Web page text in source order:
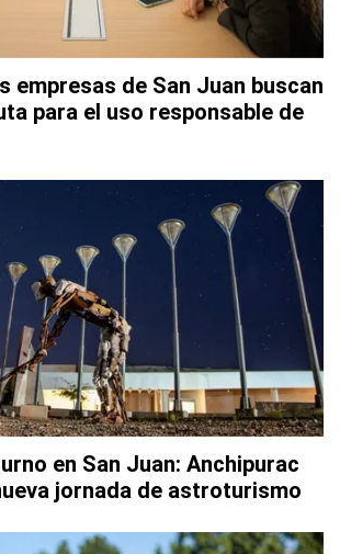
empresas de San Juan buscan
para el uso responsable de
en San Juan: Anchipurac
jornada de astroturismo